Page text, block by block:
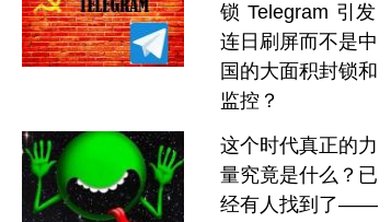
锁 Telegram 引发
连日刷屏而不是中
国的大面积封锁和
监控？
这个时代真正的力
量究竟是什么？已
经有人找到了——